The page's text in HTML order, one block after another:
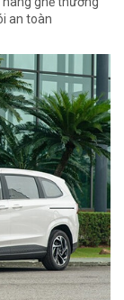
an toàn